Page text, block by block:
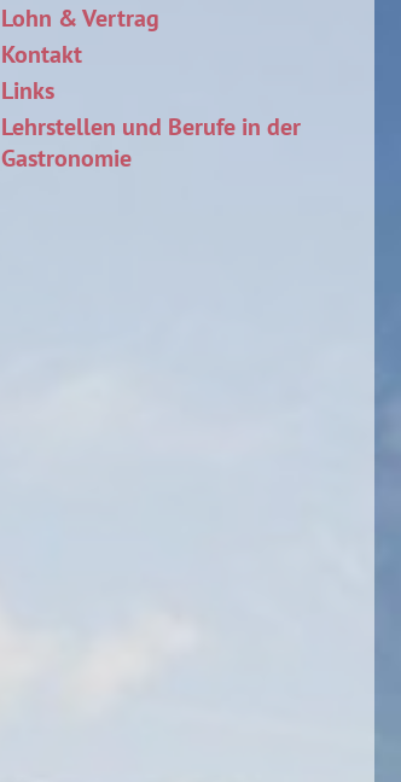
Lohn & Vertrag
Kontakt
Links
Lehrstellen und Berufe in der
Gastronomie